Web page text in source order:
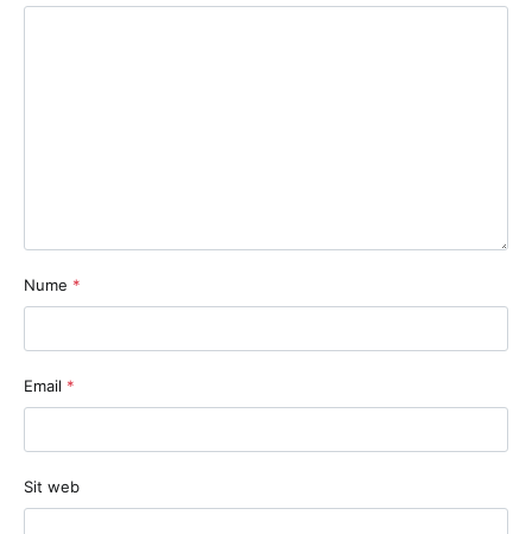
Nume *
Email *
Sit web